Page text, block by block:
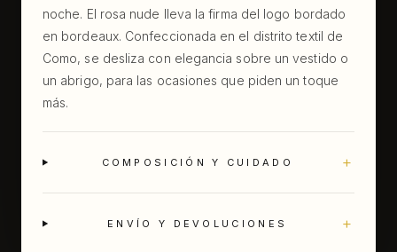
noche. El rosa nude lleva la firma del logo bordado
en bordeaux. Confeccionada en el distrito textil de
Como, se desliza con elegancia sobre un vestido o
un abrigo, para las ocasiones que piden un toque
más.
COMPOSICIÓN Y CUIDADO +
ENVÍO Y DEVOLUCIONES +